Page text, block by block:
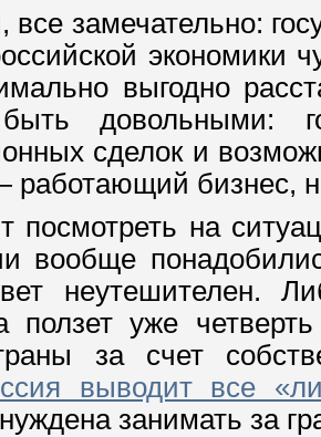
все замечательно:
экономики
выгодно
довольными:
сделок и
работающий бизнес,
посмотреть на
вообще
неутешителен.
ползет уже
за счет
выводит все
занимать за